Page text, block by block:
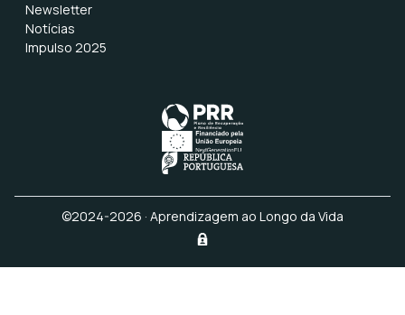
Newsletter
Notícias
Impulso 2025
©2024-2026 · Aprendizagem ao Longo da Vida